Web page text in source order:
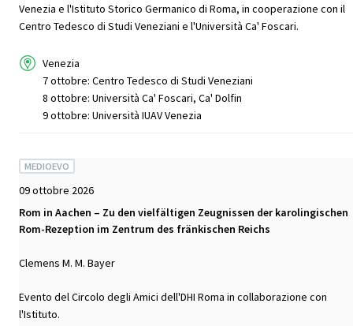
Venezia e l'Istituto Storico Germanico di Roma, in cooperazione con il
Centro Tedesco di Studi Veneziani e l'Università Ca' Foscari.
Venezia
7 ottobre: Centro Tedesco di Studi Veneziani
8 ottobre: Università Ca' Foscari, Ca' Dolfin
9 ottobre: Università IUAV Venezia
MEDIOEVO
09 ottobre 2026
Rom in Aachen – Zu den vielfältigen Zeugnissen der karolingischen
Rom-Rezeption im Zentrum des fränkischen Reichs
Clemens M. M. Bayer
Evento del Circolo degli Amici dell'DHI Roma in collaborazione con
l'Istituto.